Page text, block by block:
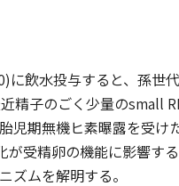
飲水投与すると、孫世
精子のごく少量のsmall
期無機ヒ素曝露を受け
受精卵の機能に影響す
ズムを解明する。